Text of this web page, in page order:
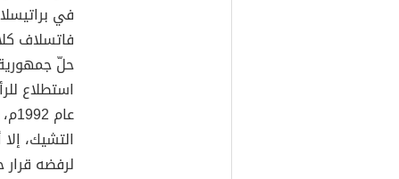
في
فاتسلاف
حلّ
استطلاع
التشيك،
لرفضه